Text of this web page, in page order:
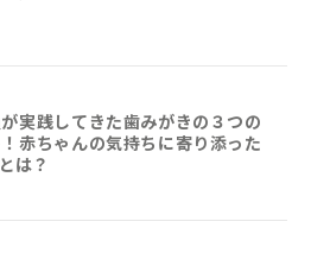
実践してきた歯みがきの３つの
赤ちゃんの気持ちに寄り添った
は？